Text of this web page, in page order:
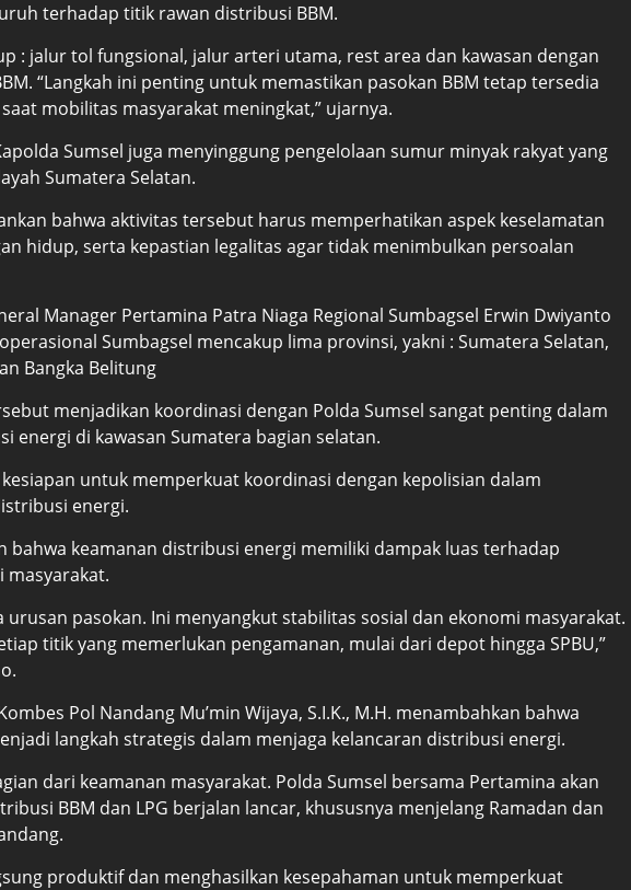
terhadap titik rawan distribusi BBM.
: jalur tol fungsional, jalur arteri utama, rest area dan kawasan dengan
“Langkah ini penting untuk memastikan pasokan BBM tetap tersedia
mobilitas masyarakat meningkat,” ujarnya.
Sumsel juga menyinggung pengelolaan sumur minyak rakyat yang
Sumatera Selatan.
bahwa aktivitas tersebut harus memperhatikan aspek keselamatan
hidup, serta kepastian legalitas agar tidak menimbulkan persoalan
Manager Pertamina Patra Niaga Regional Sumbagsel Erwin Dwiyanto
Sumbagsel mencakup lima provinsi, yakni : Sumatera Selatan,
Bangka Belitung
menjadikan koordinasi dengan Polda Sumsel sangat penting dalam
energi di kawasan Sumatera bagian selatan.
untuk memperkuat koordinasi dengan kepolisian dalam
energi.
bahwa keamanan distribusi energi memiliki dampak luas terhadap
masyarakat.
urusan pasokan. Ini menyangkut stabilitas sosial dan ekonomi masyarakat.
titik yang memerlukan pengamanan, mulai dari depot hingga SPBU,”
Pol Nandang Mu’min Wijaya, S.I.K., M.H. menambahkan bahwa
langkah strategis dalam menjaga kelancaran distribusi energi.
dari keamanan masyarakat. Polda Sumsel bersama Pertamina akan
BBM dan LPG berjalan lancar, khususnya menjelang Ramadan dan
produktif dan menghasilkan kesepahaman untuk memperkuat